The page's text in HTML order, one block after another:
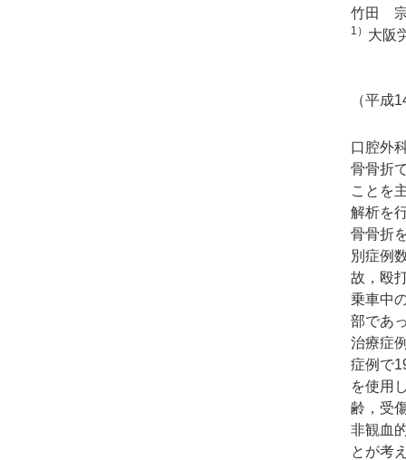
竹田
1） 大阪
（平成
口腔外
骨骨折
ことを
解析を
骨骨折
別症例
故，殴
乗車中
部であ
治療症
症例で
を使用
齢，受
非観血
とが考